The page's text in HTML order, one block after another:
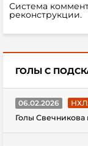
Система
реконструкции.
ГОЛЫ С
06.02.2026
Голы